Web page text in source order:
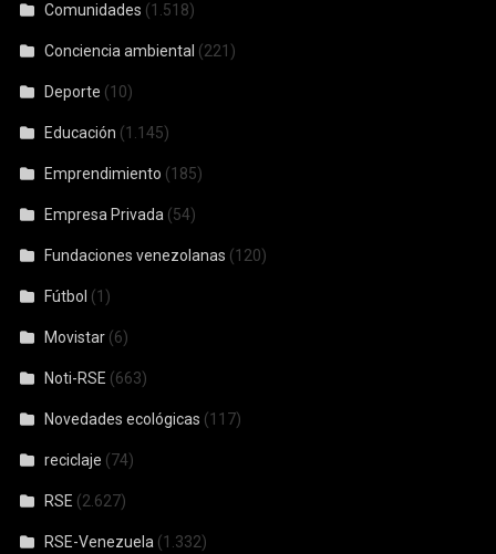
Comunidades (1.518)
Conciencia ambiental (221)
Deporte (10)
Educación (1.145)
Emprendimiento (185)
Empresa Privada (54)
Fundaciones venezolanas (120)
Fútbol (1)
Movistar (6)
Noti-RSE (663)
Novedades ecológicas (117)
reciclaje (74)
RSE (2.627)
RSE-Venezuela (1.332)